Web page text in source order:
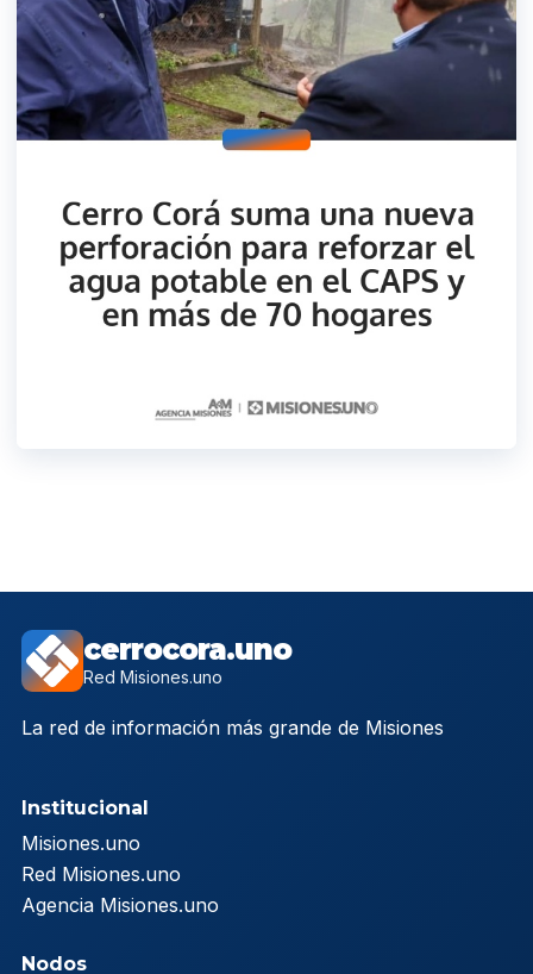
cerrocora.uno
Red Misiones.uno
La red de información más grande de Misiones
Institucional
Misiones.uno
Red Misiones.uno
Agencia Misiones.uno
Nodos